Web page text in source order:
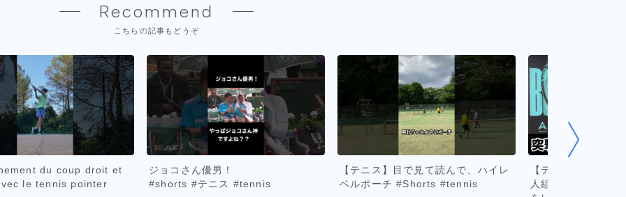
Recommend
こちらの記事もどうぞ
du coup droit et
le tennis pointer
ジョコさん優男！
#shorts #テニス #tennis
【テニス】目で見て読んで、ハイレ
ベルポーチ #Shorts #tennis
【テニス/TENNIS
人組シグナルズ登